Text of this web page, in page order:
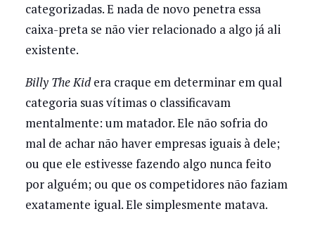
categorizadas. E nada de novo penetra essa
caixa-preta se não vier relacionado a algo já ali
existente.
Billy The Kidera craque em determinar em qual
categoria suas vítimas o classificavam
mentalmente: um matador. Ele não sofria do
mal de achar não haver empresas iguais à dele;
ou que ele estivesse fazendo algo nunca feito
por alguém; ou que os competidores não faziam
exatamente igual. Ele simplesmente matava.